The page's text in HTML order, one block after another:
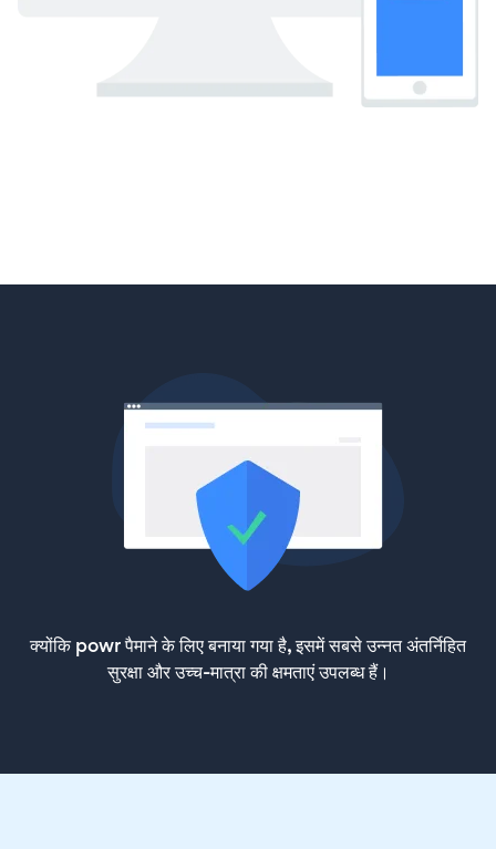
क्योंकि powr पैमाने के लिए बनाया गया है, इसमें सबसे उन्नत अंतर्निहित
सुरक्षा और उच्च-मात्रा की क्षमताएं उपलब्ध हैं।